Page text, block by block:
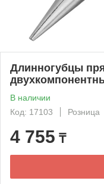
Длинногубцы
В наличии
Код: 17103
Розница
4 755 ₸